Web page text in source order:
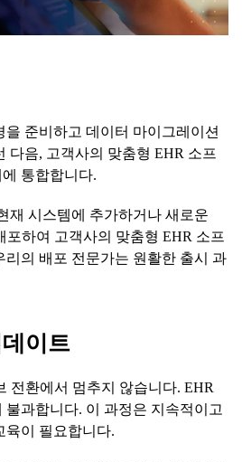
준비하고 데이터 마이그레이션
다음, 고객사의 맞춤형 EHR 소프
통합합니다.
재 시스템에 추가하거나 새로운
포하여 고객사의 맞춤형 EHR 소프
리의 배포 전문가는 원활한 출시 과
이트
전환에서 멈추지 않습니다. EHR
과합니다. 이 과정은 지속적이고
육이 필요합니다.